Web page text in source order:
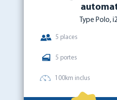
Type Polo,
5 places
5 portes
100km inclus